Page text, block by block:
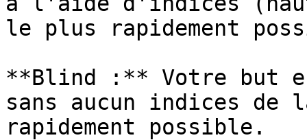
le plus rapidement
**Blind :** Votre but
sans aucun indices
rapidement possible.